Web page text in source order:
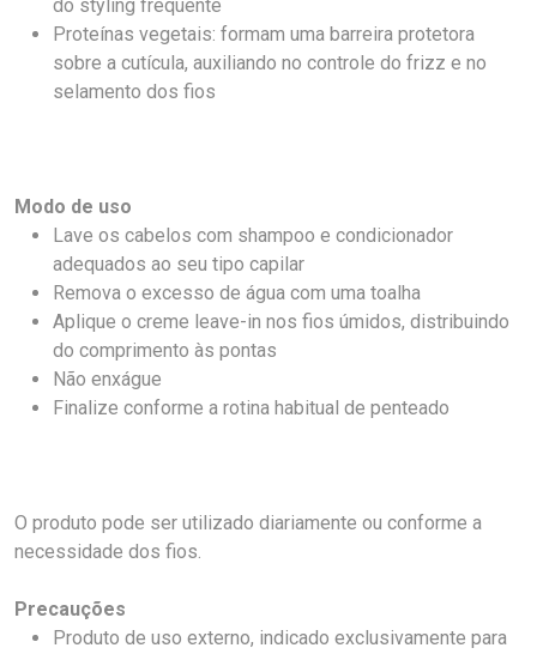
do styling frequente
Proteínas vegetais: formam uma barreira protetora
sobre a cutícula, auxiliando no controle do frizz e no
selamento dos fios
Modo de uso
Lave os cabelos com shampoo e condicionador
adequados ao seu tipo capilar
Remova o excesso de água com uma toalha
Aplique o creme leave-in nos fios úmidos, distribuindo
do comprimento às pontas
Não enxágue
Finalize conforme a rotina habitual de penteado
O produto pode ser utilizado diariamente ou conforme a
necessidade dos fios.
Precauções
Produto de uso externo, indicado exclusivamente para